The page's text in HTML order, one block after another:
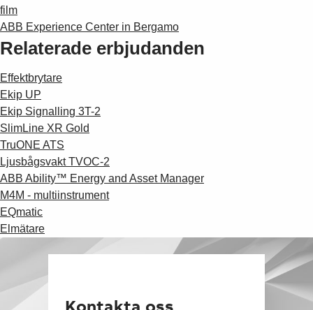
film
ABB Experience Center in Bergamo
Relaterade erbjudanden
Effektbrytare
Ekip UP
Ekip Signalling 3T-2
SlimLine XR Gold
TruONE ATS
Ljusbågsvakt TVOC-2
ABB Ability™ Energy and Asset Manager
M4M - multiinstrument
EQmatic
Elmätare